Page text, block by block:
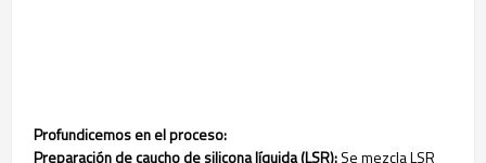
Profundicemos en el proceso:
Preparación de caucho de silicona líquida (LSR):Se mezcla LSR